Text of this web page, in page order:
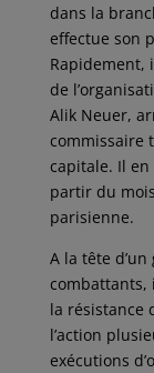
dans la
effectue son
Rapidement,
de
Alik Neuer,
commissaire
capitale. Il
partir du
parisienne.
A la tête
combattants,
la résistance
l’action
exécutions